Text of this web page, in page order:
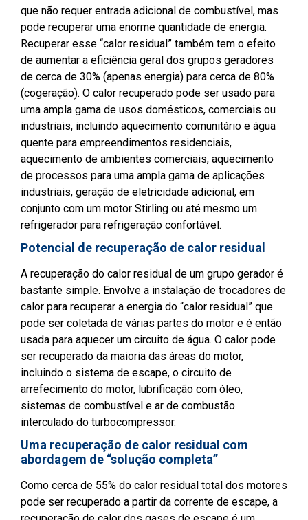
que não requer entrada adicional de combustível, mas
pode recuperar uma enorme quantidade de energia.
Recuperar esse “calor residual” também tem o efeito
de aumentar a eficiência geral dos grupos geradores
de cerca de 30% (apenas energia) para cerca de 80%
(cogeração). O calor recuperado pode ser usado para
uma ampla gama de usos domésticos, comerciais ou
industriais, incluindo aquecimento comunitário e água
quente para empreendimentos residenciais,
aquecimento de ambientes comerciais, aquecimento
de processos para uma ampla gama de aplicações
industriais, geração de eletricidade adicional, em
conjunto com um motor Stirling ou até mesmo um
refrigerador para refrigeração confortável.
Potencial de recuperação de calor residual
A recuperação do calor residual de um grupo gerador é
bastante simple. Envolve a instalação de trocadores de
calor para recuperar a energia do “calor residual” que
pode ser coletada de várias partes do motor e é então
usada para aquecer um circuito de água. O calor pode
ser recuperado da maioria das áreas do motor,
incluindo o sistema de escape, o circuito de
arrefecimento do motor, lubrificação com óleo,
sistemas de combustível e ar de combustão
interculado do turbocompressor.
Uma recuperação de calor residual com
abordagem de “solução completa”
Como cerca de 55% do calor residual total dos motores
pode ser recuperado a partir da corrente de escape, a